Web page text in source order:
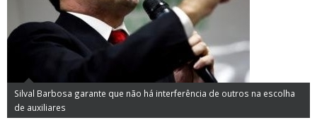
Silval Barbosa garante que não há interferência de outros na escolha
de auxiliares